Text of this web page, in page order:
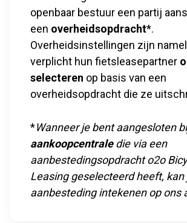
openbaar bestuur een partij
een overheidsopdracht*.
Overheidsinstellingen zijn
verplicht hun fietsleasepartner
selecteren op basis van een
overheidsopdracht die ze
*Wanneer je bent aangesloten
aankoopcentraledie via een
aanbestedingsopdracht o2o
Leasing geselecteerd heeft, kan
aanbesteding intekenen op ons